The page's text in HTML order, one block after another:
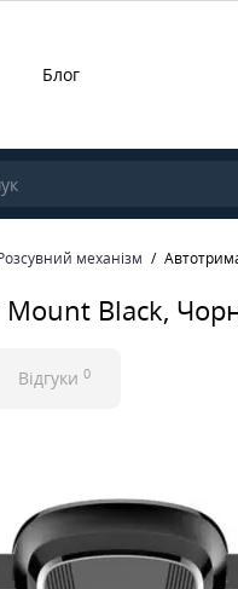
Блог
механізм
Mount Black,
Відгуки 0